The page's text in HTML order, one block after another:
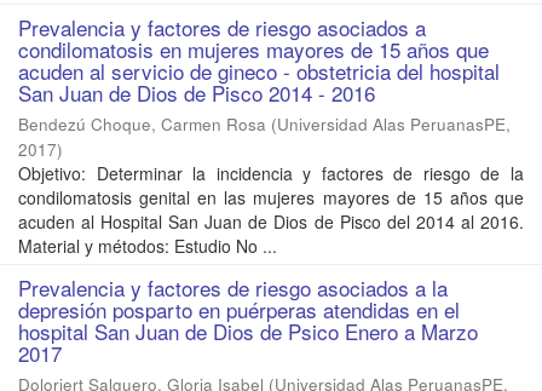
Prevalencia y factores de riesgo asociados a
condilomatosis en mujeres mayores de 15 años que
acuden al servicio de gineco - obstetricia del hospital
San Juan de Dios de Pisco 2014 - 2016
Bendezú Choque, Carmen Rosa (Universidad Alas PeruanasPE,
2017)
Objetivo: Determinar la incidencia y factores de riesgo de la
condilomatosis genital en las mujeres mayores de 15 años que
acuden al Hospital San Juan de Dios de Pisco del 2014 al 2016.
Material y métodos: Estudio No ...
Prevalencia y factores de riesgo asociados a la
depresión posparto en puérperas atendidas en el
hospital San Juan de Dios de Psico Enero a Marzo
2017
Doloriert Salguero, Gloria Isabel (Universidad Alas PeruanasPE,